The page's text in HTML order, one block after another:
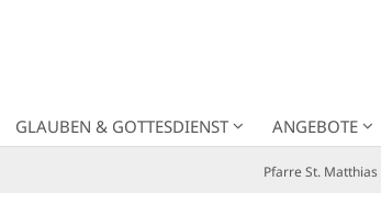
GLAUBEN & GOTTESDIENST ANGEBOTE
Pfarre St.